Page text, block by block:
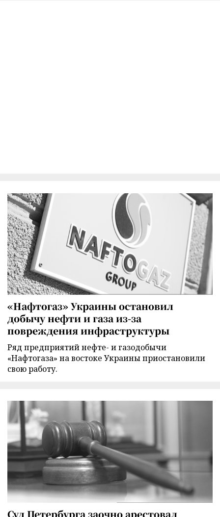
«Нафтогаз» Украины остановил
добычу нефти и газа из-за
повреждения инфраструктуры
Ряд предприятий нефте- и газодобычи
«Нафтогаза» на востоке Украины приостановили
свою работу.
Суд Петербурга заочно арестовал